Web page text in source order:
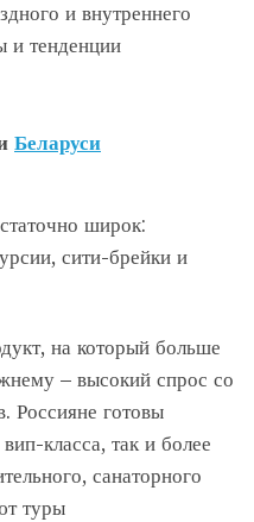
и внутреннего
и тенденции
Беларуси
широк:
сити-брейки и
на который больше
– высокий спрос со
Россияне готовы
класса, так и более
санаторного
туры